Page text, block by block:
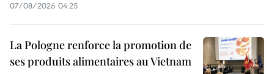
07/08/2026 04:25
La Pologne renforce la promotion de
ses produits alimentaires au Vietnam